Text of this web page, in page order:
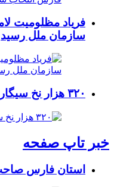
فریاد مظلومیت
سازمان ملل رسید
۳۲۰ هزار نخ سیگار قاچاق در لامرد کشف شد
خبر تاپ صفحه
استان فارس